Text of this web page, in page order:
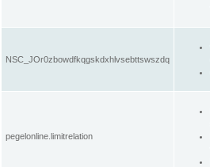
NSC_JOr0zbowdfkqgskdxhlvsebttswszdq
pegelonline.limitrelation